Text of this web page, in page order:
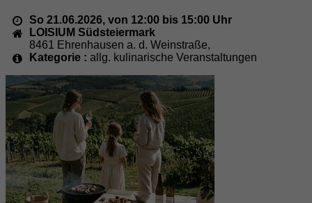
So 21.06.2026, von 12:00 bis 15:00 Uhr
LOISIUM Südsteiermark
8461
Ehrenhausen a. d. Weinstraße,
Kategorie :allg. kulinarische Veranstaltungen